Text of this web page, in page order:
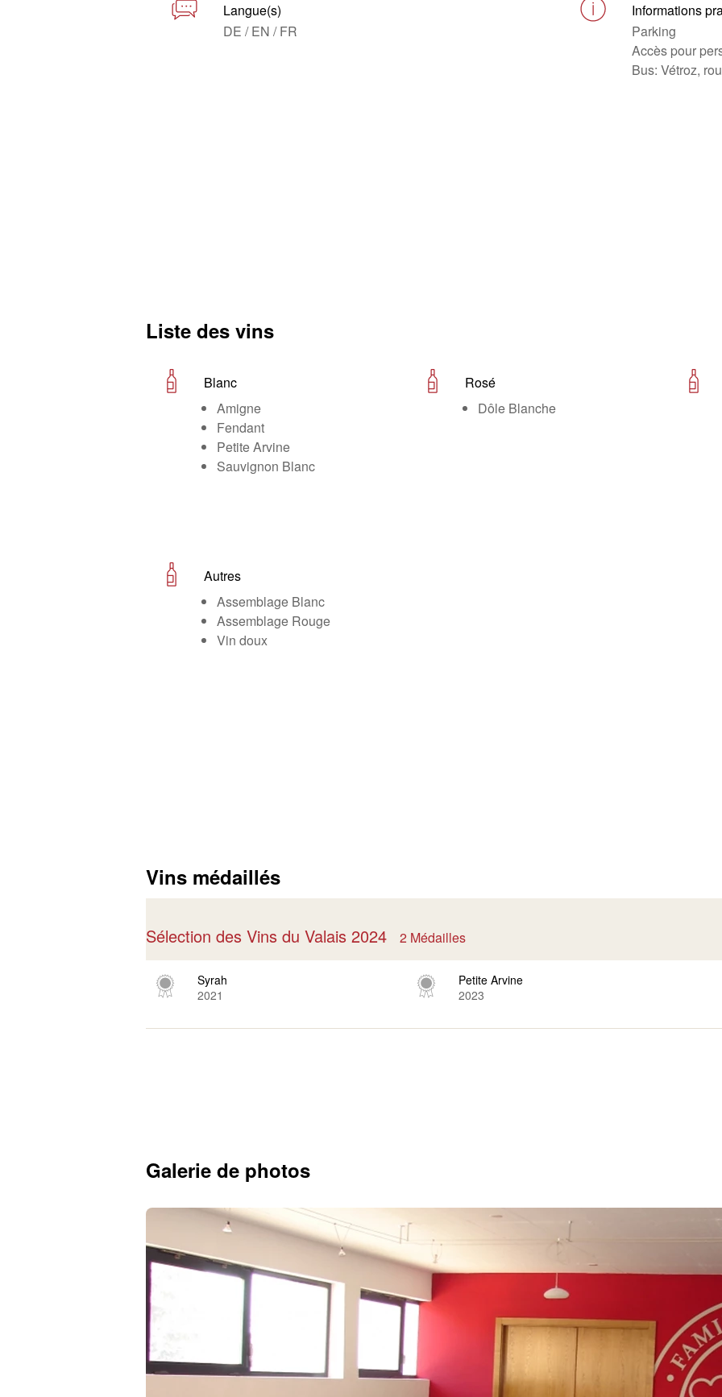
Langue(s)
DE / EN / FR
Informations
Parking
Accès pour
Bus: Vétroz,
Liste des vins
Blanc
Amigne
Fendant
Petite Arvine
Sauvignon Blanc
Rosé
Dôle Blanche
Autres
Assemblage Blanc
Assemblage Rouge
Vin doux
Vins médaillés
Sélection des Vins du Valais 2024 2 Médailles
Syrah
2021
Petite Arvine
2023
Galerie de photos